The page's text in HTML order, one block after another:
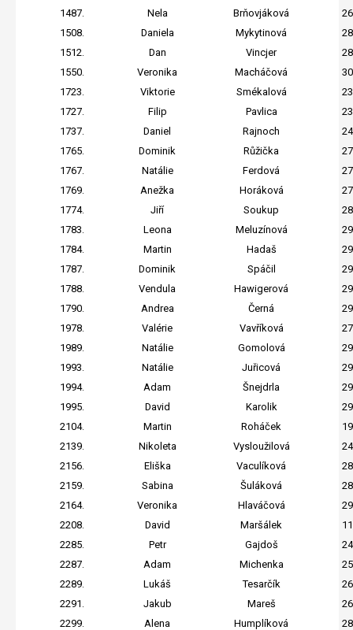
1487.
Nela Brňovjáková
1508.
Daniela Mykytinová
1512.
Dan Vincjer
1550.
Veronika Macháčová
1723.
Viktorie Smékalová
1727.
Filip Pavlica
1737.
Daniel Rajnoch
1765.
Dominik Růžička
1767.
Natálie Ferdová
1769.
Anežka Horáková
1774.
Jiří Soukup
1783.
Leona Meluzínová
1784.
Martin Hadaš
1787.
Dominik Spáčil
1788.
Vendula Hawigerová
1790.
Andrea Černá
1978.
Valérie Vavříková
1989.
Natálie Gomolová
1993.
Natálie Juřicová
1994.
Adam Šnejdrla
1995.
David Karolik
2104.
Martin Roháček
2139.
Nikoleta Vysloužilová
2156.
Eliška Vaculíková
2159.
Sabina Šuláková
2164.
Veronika Hlaváčová
2208.
David Maršálek
2285.
Petr Gajdoš
2287.
Adam Michenka
2289.
Lukáš Tesarčík
2291.
Jakub Mareš
2299.
Alena Humplíková